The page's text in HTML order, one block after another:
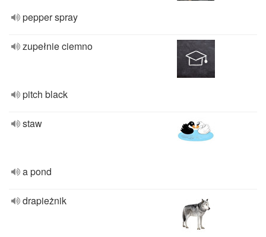
pepper spray
zupełnie ciemno
pitch black
staw
a pond
drapieżnik